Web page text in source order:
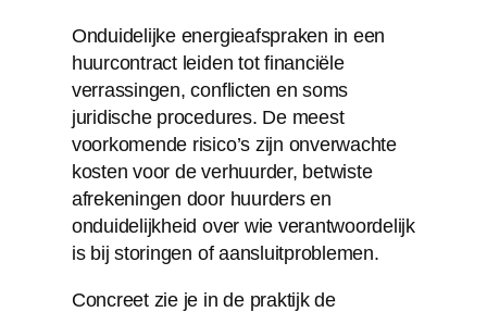
Onduidelijke energieafspraken in een
huurcontract leiden tot financiële
verrassingen, conflicten en soms
juridische procedures. De meest
voorkomende risico’s zijn onverwachte
kosten voor de verhuurder, betwiste
afrekeningen door huurders en
onduidelijkheid over wie verantwoordelijk
is bij storingen of aansluitproblemen.
Concreet zie je in de praktijk de